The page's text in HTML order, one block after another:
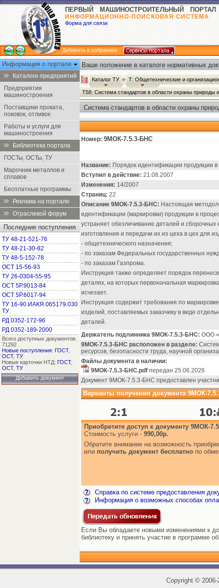
ПЕРВЫЙ МАШИНОСТРОИТЕЛЬНЫЙ ПОРТАЛ
ИНФОРМАЦИОННО-ПОИСКОВАЯ СИСТЕМА
Форма для связи
Добавить в избранное
Информация о портале
Каталоги предприятий
Предприятия
машиностроения
Поставщики проката,
поковок, отливок
Работы и услуги для
машиностроения
Библиотека портала
ГОСТы, ОСТы, ТУ
Марочник металлов и
сплавов
Бесплатные программы
Реклама на портале
Отраслевой форум
Последние поступления
ТУ 48-21-521-76
ТУ 48-21-30-82
ТУ 48-5-152-78
ОСТ 15-56-93
ТУ 26-0304-55-95
ОСТ 5Р.9013-84
ОСТ 5Р.6017-94
ТУ 16-90 ИАКЯ.065179.030
ТУ
РД 0352-172-96
РД 0352-189-2000
Всего доступных документов:
71292
Новые поступления: ГОСТ,
ОСТ, ТУ
Новые карточки НТД: ГОСТ,
ОСТ, ТУ
Добавить документ
Ваше положение в каталоге нормативных
Каталог ТУ Т: Общетехнические и
Т58: Система стандартов в области охраны природы
Система стандартов в области охраны
научной организации труда - Каталог ТУ
Номер: 9МОК-7.5.3-БНС
Название: Порядок идентификации продукции
Вступил в действие: 21.08.2007
Изменения: 14/2007
Страниц: 22
Описание 9МОК-7.5.3-БНС: Настоящая
идентификации (маркировки) продукции в
устраняет обезличивание деталей и сборочных
изготовления и передачи их из цеха в цех для
- общетехнического назначения;
- по заказам Федеральных государственных
- по заказам Газпрома.
Инструкция также определяет порядок
деталях, на которых первоначальная
исчезает.
Инструкция содержит требования по
изделий, поставляемых заказчику в виде
деталей.
Держатель подлинника 9МОК-7.5.3-БНС: ООО
9МОК-7.5.3-БНС расположен в разделе:
ресурсов, безопасности труда, научной
Файлы документа в наличии:
9МОК-7.5.3-БНС.pdf передан 25.06.2026
Документ 9МОК-7.5.3-БНС предоставлен
Варианты получения документа 9МОК-
Приобретите доступ к документу 9МОК-
Стоимость услуги - 990,00р.
Обратите внимание на возможность
или получить документ бесплатно по
Справка по системе предоставления
Информация о возможных способах
Если Вы обладаете новыми изменениями к
библиотеку и принять участие в программе
Copyright ©